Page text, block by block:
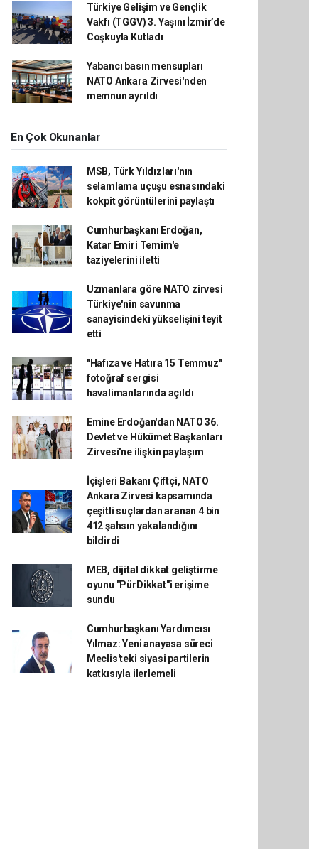
Türkiye Gelişim ve Gençlik
Vakfı (TGGV) 3. Yaşını İzmir’de
Coşkuyla Kutladı
Yabancı basın mensupları
NATO Ankara Zirvesi'nden
memnun ayrıldı
En Çok Okunanlar
MSB, Türk Yıldızları'nın
selamlama uçuşu esnasındaki
kokpit görüntülerini paylaştı
Cumhurbaşkanı Erdoğan,
Katar Emiri Temim'e
taziyelerini iletti
Uzmanlara göre NATO zirvesi
Türkiye'nin savunma
sanayisindeki yükselişini teyit
etti
"Hafıza ve Hatıra 15 Temmuz"
fotoğraf sergisi
havalimanlarında açıldı
Emine Erdoğan'dan NATO 36.
Devlet ve Hükümet Başkanları
Zirvesi'ne ilişkin paylaşım
İçişleri Bakanı Çiftçi, NATO
Ankara Zirvesi kapsamında
çeşitli suçlardan aranan 4 bin
412 şahsın yakalandığını
bildirdi
MEB, dijital dikkat geliştirme
oyunu "PürDikkat"i erişime
sundu
Cumhurbaşkanı Yardımcısı
Yılmaz: Yeni anayasa süreci
Meclis'teki siyasi partilerin
katkısıyla ilerlemeli